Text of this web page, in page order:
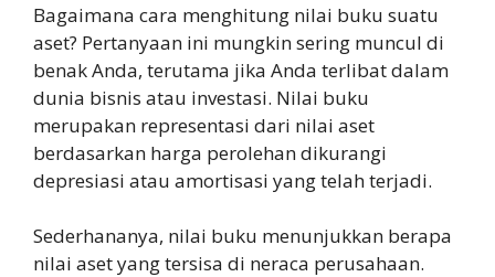
Bagaimana cara menghitung nilai buku suatu
aset? Pertanyaan ini mungkin sering muncul di
benak Anda, terutama jika Anda terlibat dalam
dunia bisnis atau investasi. Nilai buku
merupakan representasi dari nilai aset
berdasarkan harga perolehan dikurangi
depresiasi atau amortisasi yang telah terjadi.
Sederhananya, nilai buku menunjukkan berapa
nilai aset yang tersisa di neraca perusahaan.